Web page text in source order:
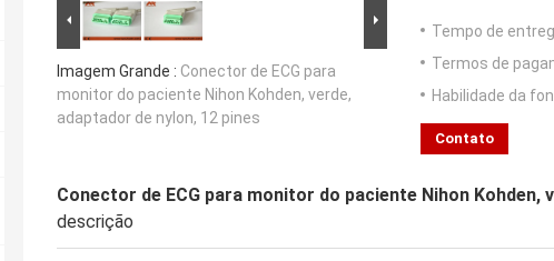
Imagem Grande : Conector de ECG para
monitor do paciente Nihon Kohden, verde,
adaptador de nylon, 12 pines
Tempo de
Termos de
Habilidade da
Contato
Conector de ECG para monitor do paciente Nihon Kohden,
descrição